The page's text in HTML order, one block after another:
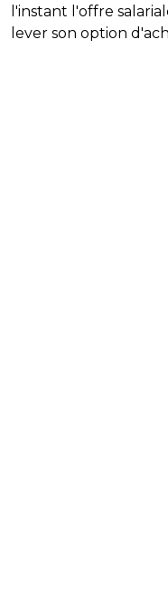
l'instant l'offre
lever son option